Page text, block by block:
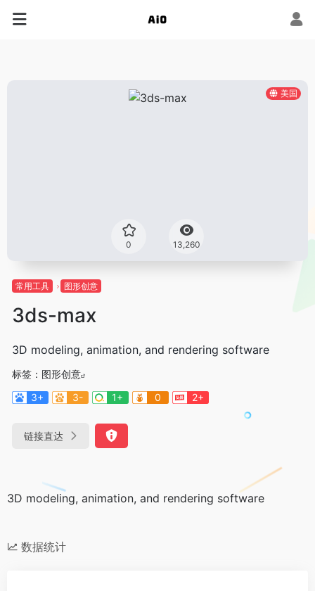
美国
0 13,260
常用工具 图形创意
3ds-max
3D modeling, animation, and rendering software
标签： 图形创意
3+
3- 1+ 0 2+
链接直达
3D modeling, animation, and rendering software
数据统计